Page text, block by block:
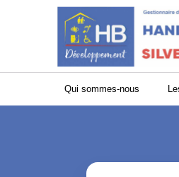
Panneau de gestion des cookies
Qui sommes-nous